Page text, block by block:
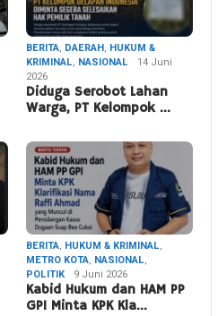
BERITA, DAERAH, HUKUM &
KRIMINAL, NASIONAL
14 Juni
2026
Diduga Serobot Lahan
Warga, PT Kelompok …
BERITA, HUKUM & KRIMINAL,
METRO KOTA, NASIONAL,
POLITIK
9 Juni 2026
Kabid Hukum dan HAM PP
GPI Minta KPK Kla…